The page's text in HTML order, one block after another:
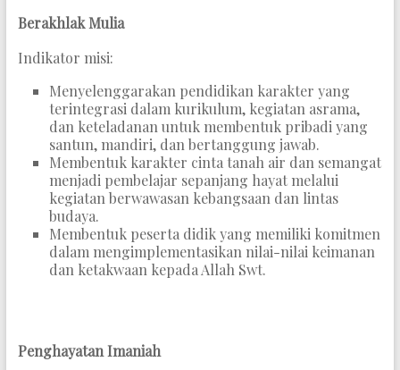
Berakhlak Mulia
Indikator misi:
Menyelenggarakan pendidikan karakter yang
terintegrasi dalam kurikulum, kegiatan asrama,
dan keteladanan untuk membentuk pribadi yang
santun, mandiri, dan bertanggung jawab.
Membentuk karakter cinta tanah air dan semangat
menjadi pembelajar sepanjang hayat melalui
kegiatan berwawasan kebangsaan dan lintas
budaya.
Membentuk peserta didik yang memiliki komitmen
dalam mengimplementasikan nilai-nilai keimanan
dan ketakwaan kepada Allah Swt.
Penghayatan Imaniah